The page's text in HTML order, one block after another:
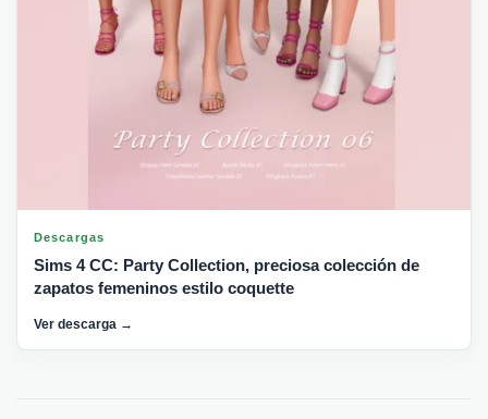
Descargas
Sims 4 CC: Party Collection, preciosa colección de
zapatos femeninos estilo coquette
Ver descarga →